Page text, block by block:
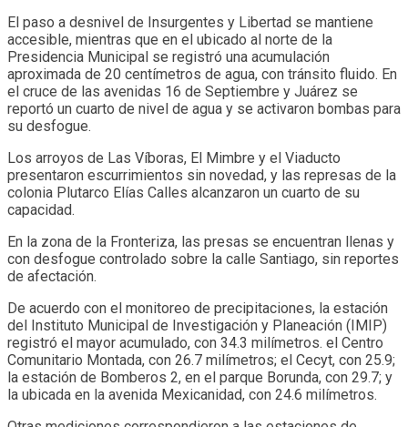
El paso a desnivel de Insurgentes y Libertad se mantiene
accesible, mientras que en el ubicado al norte de la
Presidencia Municipal se registró una acumulación
aproximada de 20 centímetros de agua, con tránsito fluido. En
el cruce de las avenidas 16 de Septiembre y Juárez se
reportó un cuarto de nivel de agua y se activaron bombas para
su desfogue.
Los arroyos de Las Víboras, El Mimbre y el Viaducto
presentaron escurrimientos sin novedad, y las represas de la
colonia Plutarco Elías Calles alcanzaron un cuarto de su
capacidad.
En la zona de la Fronteriza, las presas se encuentran llenas y
con desfogue controlado sobre la calle Santiago, sin reportes
de afectación.
De acuerdo con el monitoreo de precipitaciones, la estación
del Instituto Municipal de Investigación y Planeación (IMIP)
registró el mayor acumulado, con 34.3 milímetros. el Centro
Comunitario Montada, con 26.7 milímetros; el Cecyt, con 25.9;
la estación de Bomberos 2, en el parque Borunda, con 29.7; y
la ubicada en la avenida Mexicanidad, con 24.6 milímetros.